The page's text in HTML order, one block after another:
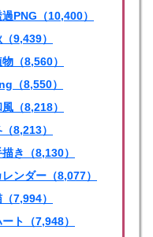
PNG（10,400）
9,439）
（8,560）
（8,550）
（8,218）
8,213）
き（8,130）
レンダー（8,077）
7,994）
ト（7,948）